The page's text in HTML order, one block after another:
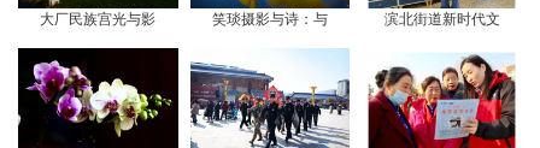
大厂民族宫光与影 笑琰摄影与诗：与 滨北街道新时代文